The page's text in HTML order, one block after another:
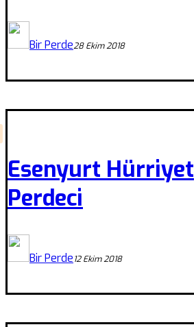
Bir Perde28 Ekim 2018
Esenyurt Hürriyet
Perdeci
Bir Perde12 Ekim 2018